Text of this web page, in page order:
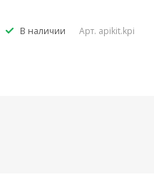
В наличии Арт. apikit.kpi